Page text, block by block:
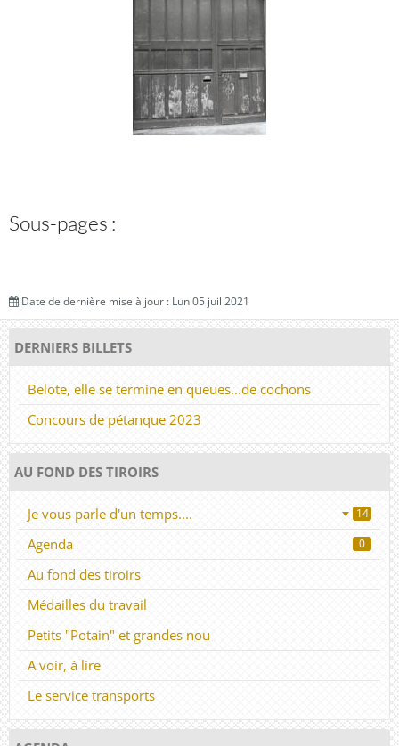
Sous-pages :
Date de dernière mise à jour : Lun 05 juil 2021
DERNIERS BILLETS
Belote, elle se termine en queues...de cochons
Concours de pétanque 2023
AU FOND DES TIROIRS
Je vous parle d'un temps.... 14
Agenda 0
Au fond des tiroirs
Médailles du travail
Petits "Potain" et grandes nou
A voir, à lire
Le service transports